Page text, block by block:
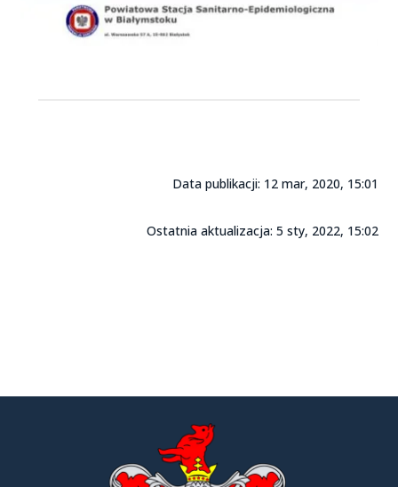
Data publikacji: 12 mar, 2020, 15:01
Ostatnia aktualizacja: 5 sty, 2022, 15:02